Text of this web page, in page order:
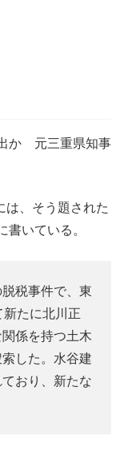
か 元三重県知事
、そう題された
書いている。
税事件で、東
たに北川正
係を持つ土木
した。水谷建
おり、新たな